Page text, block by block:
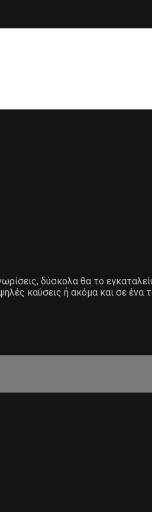
δύσκολα θα το
καύσεις ή ακόμα και σε